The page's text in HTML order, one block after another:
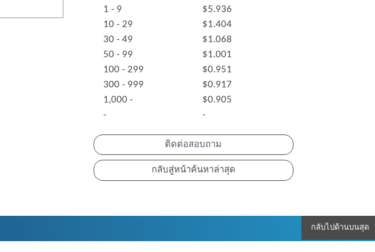
1 - 9
$5.936
10 - 29
$1.404
30 - 49
$1.068
50 - 99
$1.001
100 - 299
$0.951
300 - 999
$0.917
1,000 -
$0.905
-
-
ติดต่อสอบถาม
กลับไปด้านบนสุด